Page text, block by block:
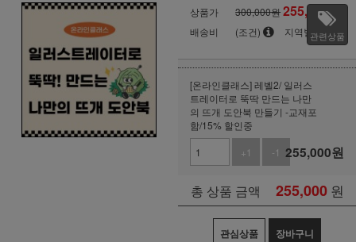
상품가 300,000원255,000원
배송비
(조건) 지역별관련상품
[온라인클래스] 레벨2/ 일러스
트레이터로 뚝딱 만드는 나만
의 뜨개 도안북 만들기 -교재포
함/15% 할인중
+1
-1 255,000원
총 상품 금액 255,000 원
관심상품 장바구니